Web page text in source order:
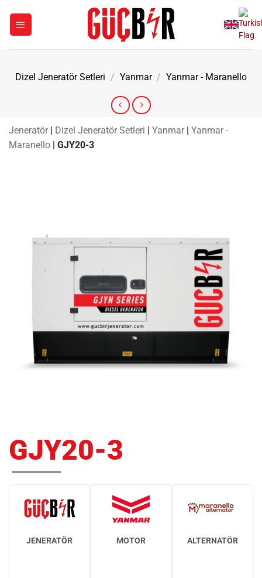
Dizel Jeneratör Setleri / Yanmar / Yanmar - Maranello
Jeneratör | Dizel Jeneratör Setleri | Yanmar | Yanmar -
Maranello | GJY20-3
GJY20-3
JENERATÖR MOTOR ALTERNATÖR